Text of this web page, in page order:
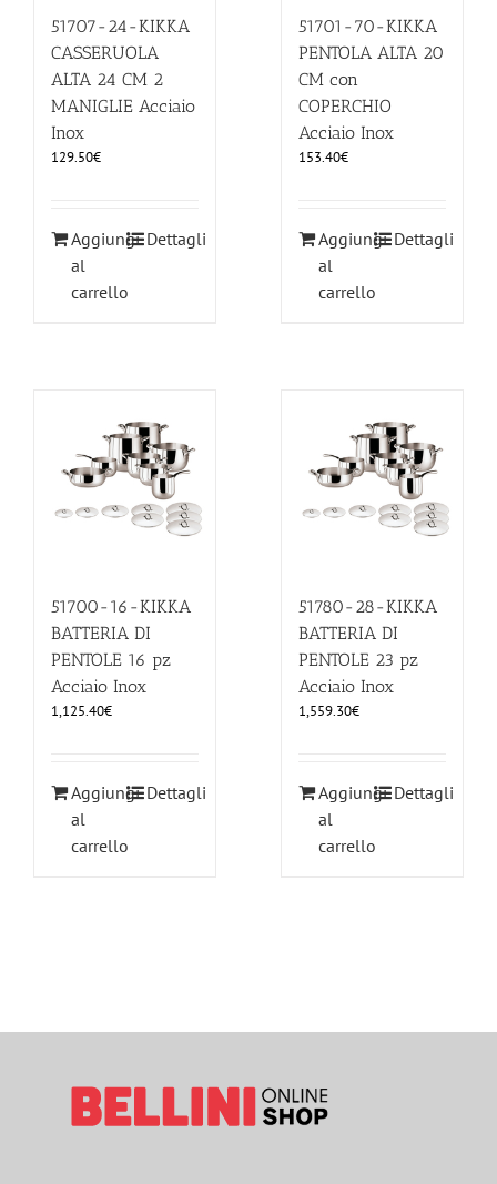
51707-24-KIKKA
CASSERUOLA
ALTA 24 CM 2
MANIGLIE Acciaio
Inox
129.50€
Aggiungi
al
carrello
Dettagli
51701-70-KIKKA
PENTOLA ALTA 20
CM con
COPERCHIO
Acciaio Inox
153.40€
Aggiungi
al
carrello
Dettagli
51700-16-KIKKA
BATTERIA DI
PENTOLE 16 pz
Acciaio Inox
1,125.40€
Aggiungi
al
carrello
Dettagli
51780-28-KIKKA
BATTERIA DI
PENTOLE 23 pz
Acciaio Inox
1,559.30€
Aggiungi
al
carrello
Dettagli